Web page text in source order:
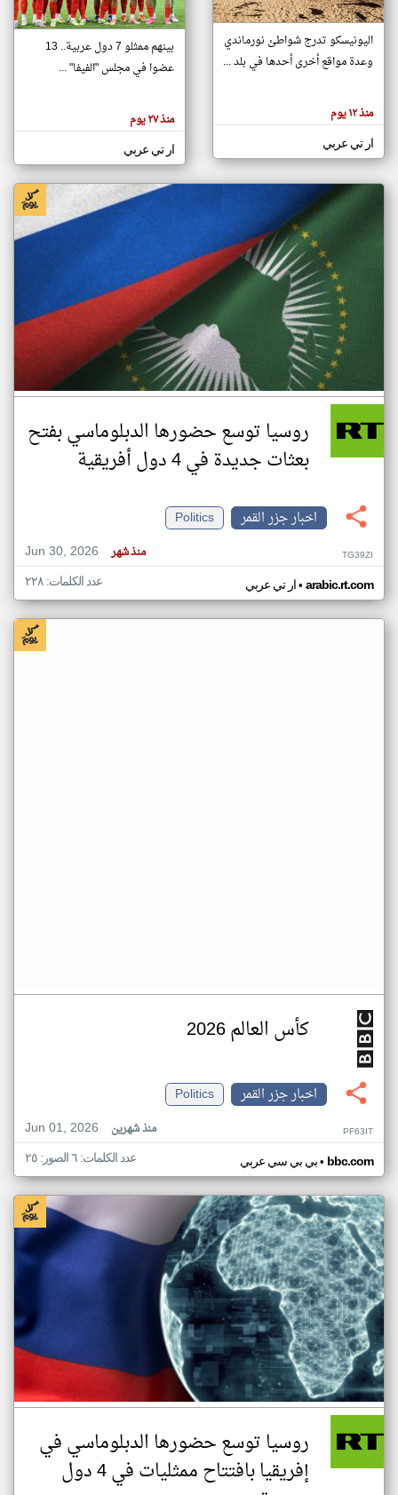
تغيير الدولة
اخبار جزر القمر على مدار الساعة
أهم اخبار جزر القمر العاجلة والمباشرة
هنا عن
وجهة
كاتبيها.
اليونيسكو تدرج شواطئ نورماندي
وعدة مواقع أخرى أحدها في بلد ...
منذ ١٢ يوم
ار تي عربي
بينهم ممثلو 7 دول عربية.. 13
عضوا في مجلس "الفيفا" ...
منذ ٢٧ يوم
ار تي عربي
روسيا توسع حضورها الدبلوماسي بفتح
بعثات جديدة في 4 دول أفريقية
اخبار جزر القمر
Politics
Jun 30, 2026
منذ شهر TG39ZI
ار تي عربي• arabic.rt.com عدد الكلمات: ٢٢٨
كأس العالم 2026
اخبار جزر القمر
Politics
Jun 01, 2026
منذ شهرين PF63IT
بي بي سي عربي• bbc.com عدد الكلمات: ٦ الصور: ٢٥
روسيا توسع حضورها الدبلوماسي في
إفريقيا بافتتاح ممثليات في 4 دول
klyoum.com